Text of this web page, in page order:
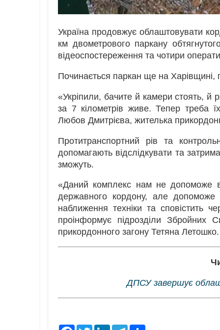
Україна продовжує облаштовувати
км двометрового паркану
відеоспостереження та чотири
Починається паркан ще на Харівщині,
«Укріпили, бачите й камери стоять, й
за 7 кілометрів живе. Тепер треба
Любов Дмитрієва, жителька
Протитранспортний рів та
допомагають відслідкувати та
зможуть.
«Даний комплекс нам не допоможе
державного кордону, але допоможе
наближення техніки та сповістить
проінформує підрозділи Збройних
прикордонного загону Тетяна Летошко.
ДПСУ завершує